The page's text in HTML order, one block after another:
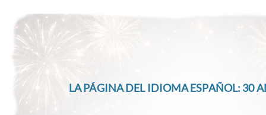
LA PÁGINA DEL IDIOMA ESPAÑOL: 30